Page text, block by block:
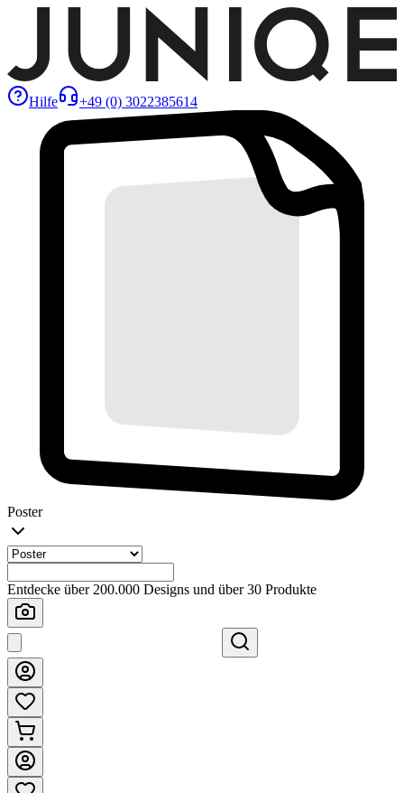
Hilfe +49 (0) 3022385614
Poster
Entdecke über 200.000 Designs und über 30 Produkte